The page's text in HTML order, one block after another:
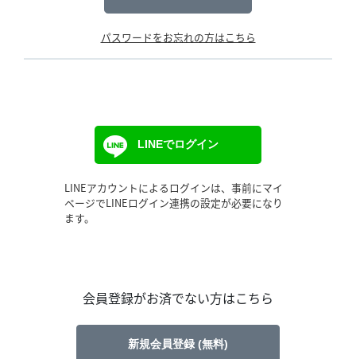
パスワードをお忘れの方はこちら
LINEでログイン
LINEアカウントによるログインは、事前にマイ
ページでLINEログイン連携の設定が必要になり
ます。
会員登録がお済でない方はこちら
新規会員登録 (無料)